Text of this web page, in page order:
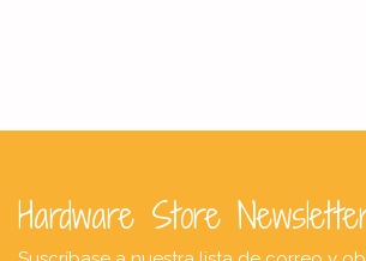
Hardware Store